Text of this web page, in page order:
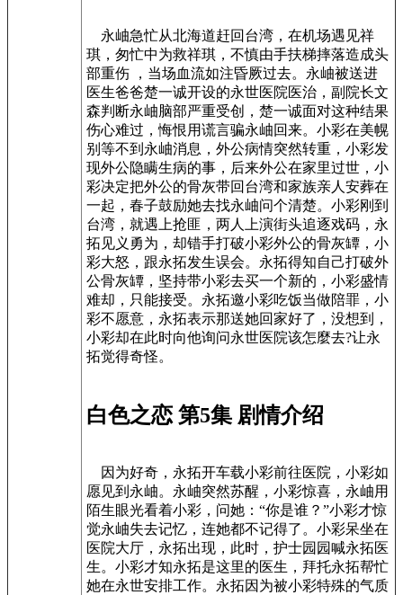
永岫急忙从北海道赶回台湾，在机场遇见祥
琪，匆忙中为救祥琪，不慎由手扶梯摔落造成头
部重伤 ，当场血流如注昏厥过去。永岫被送进
医生爸爸楚一诚开设的永世医院医治，副院长文
森判断永岫脑部严重受创，楚一诚面对这种结果
伤心难过，悔恨用谎言骗永岫回来。小彩在美幌
别等不到永岫消息，外公病情突然转重，小彩发
现外公隐瞒生病的事，后来外公在家里过世，小
彩决定把外公的骨灰带回台湾和家族亲人安葬在
一起，春子鼓励她去找永岫问个清楚。小彩刚到
台湾，就遇上抢匪，两人上演街头追逐戏码，永
拓见义勇为，却错手打破小彩外公的骨灰罈，小
彩大怒，跟永拓发生误会。永拓得知自己打破外
公骨灰罈，坚持带小彩去买一个新的，小彩盛情
难却，只能接受。永拓邀小彩吃饭当做陪罪，小
彩不愿意，永拓表示那送她回家好了，没想到，
小彩却在此时向他询问永世医院该怎麼去?让永
拓觉得奇怪。
白色之恋 第5集 剧情介绍
因为好奇，永拓开车载小彩前往医院，小彩如
愿见到永岫。永岫突然苏醒，小彩惊喜，永岫用
陌生眼光看着小彩，问她：“你是谁？”小彩才惊
觉永岫失去记忆，连她都不记得了。小彩呆坐在
医院大厅，永拓出现，此时，护士园园喊永拓医
生。小彩才知永拓是这里的医生，拜托永拓帮忙
她在永世安排工作。永拓因为被小彩特殊的气质